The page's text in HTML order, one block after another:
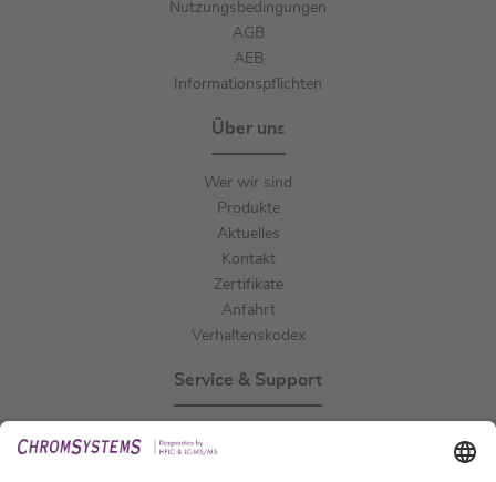
Nutzungsbedingungen
AGB
AEB
Informationspflichten
Über uns
Wer wir sind
Produkte
Aktuelles
Kontakt
Zertifikate
Anfahrt
Verhaltenskodex
Service & Support